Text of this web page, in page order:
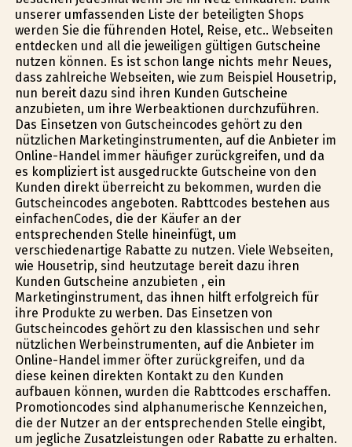
unserer umfassenden Liste der beteiligten Shops
werden Sie die führenden Hotel, Reise, etc.. Webseiten
entdecken und all die jeweiligen gültigen Gutscheine
nutzen können. Es ist schon lange nichts mehr Neues,
dass zahlreiche Webseiten, wie zum Beispiel Housetrip,
nun bereit dazu sind ihren Kunden Gutscheine
anzubieten, um ihre Werbeaktionen durchzuführen.
Das Einsetzen von Gutscheincodes gehört zu den
nützlichen Marketinginstrumenten, auf die Anbieter im
Online-Handel immer häufiger zurückgreifen, und da
es kompliziert ist ausgedruckte Gutscheine von den
Kunden direkt überreicht zu bekommen, wurden die
Gutscheincodes angeboten. Rabttcodes bestehen aus
einfachenCodes, die der Käufer an der
entsprechenden Stelle hineinfügt, um
verschiedenartige Rabatte zu nutzen. Viele Webseiten,
wie Housetrip, sind heutzutage bereit dazu ihren
Kunden Gutscheine anzubieten , ein
Marketinginstrument, das ihnen hilft erfolgreich für
ihre Produkte zu werben. Das Einsetzen von
Gutscheincodes gehört zu den klassischen und sehr
nützlichen Werbeinstrumenten, auf die Anbieter im
Online-Handel immer öfter zurückgreifen, und da
diese keinen direkten Kontakt zu den Kunden
aufbauen können, wurden die Rabttcodes erschaffen.
Promotioncodes sind alphanumerische Kennzeichen,
die der Nutzer an der entsprechenden Stelle eingibt,
um jegliche Zusatzleistungen oder Rabatte zu erhalten.